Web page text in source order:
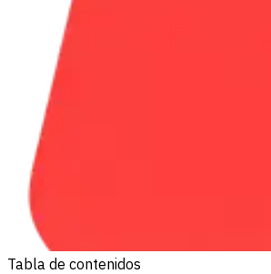
Tabla de contenidos